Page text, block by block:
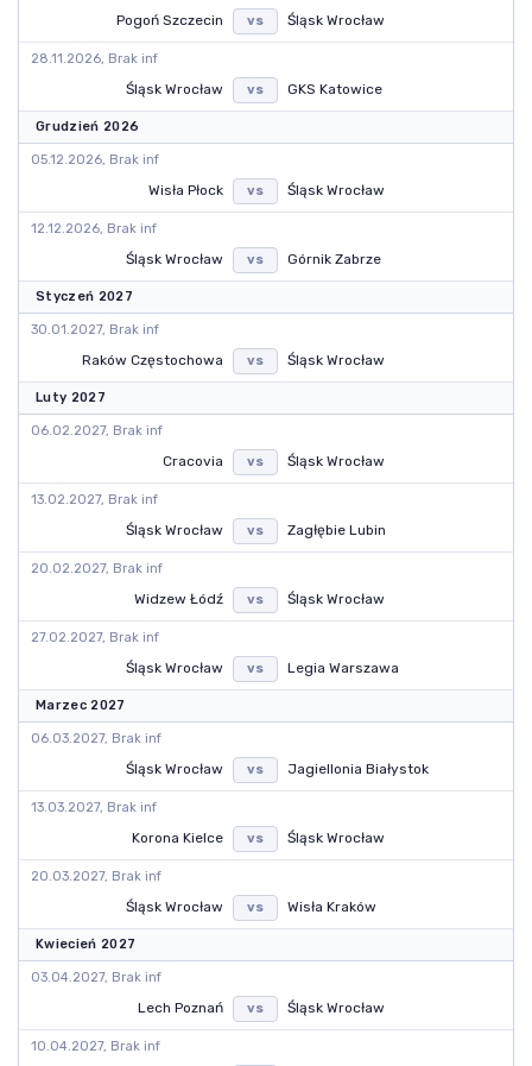
Pogoń Szczecin vs Śląsk Wrocław
28.11.2026, Brak inf
Śląsk Wrocław vs GKS Katowice
Grudzień 2026
05.12.2026, Brak inf
Wisła Płock vs Śląsk Wrocław
12.12.2026, Brak inf
Śląsk Wrocław vs Górnik Zabrze
Styczeń 2027
30.01.2027, Brak inf
Raków Częstochowa vs Śląsk Wrocław
Luty 2027
06.02.2027, Brak inf
Cracovia vs Śląsk Wrocław
13.02.2027, Brak inf
Śląsk Wrocław vs Zagłębie Lubin
20.02.2027, Brak inf
Widzew Łódź vs Śląsk Wrocław
27.02.2027, Brak inf
Śląsk Wrocław vs Legia Warszawa
Marzec 2027
06.03.2027, Brak inf
Śląsk Wrocław vs Jagiellonia Białystok
13.03.2027, Brak inf
Korona Kielce vs Śląsk Wrocław
20.03.2027, Brak inf
Śląsk Wrocław vs Wisła Kraków
Kwiecień 2027
03.04.2027, Brak inf
Lech Poznań vs Śląsk Wrocław
10.04.2027, Brak inf